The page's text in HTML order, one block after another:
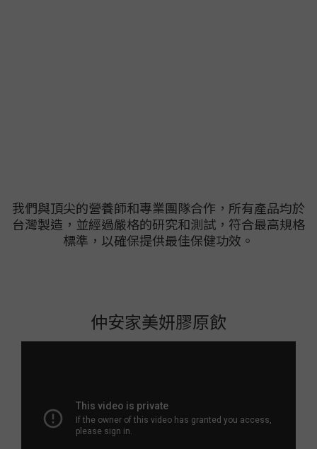
我們與頂尖的營養師和專業團隊合作，所有產品均於
台灣製造，並經過嚴格的研究和測試，符合最高規格
標準，以確保提供最佳保健功效。
仲安家美妍膠原飲